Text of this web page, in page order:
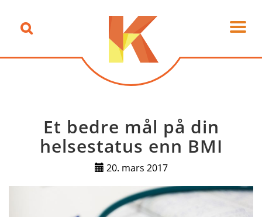
Et bedre mål på din
helsestatus enn BMI
20. mars 2017